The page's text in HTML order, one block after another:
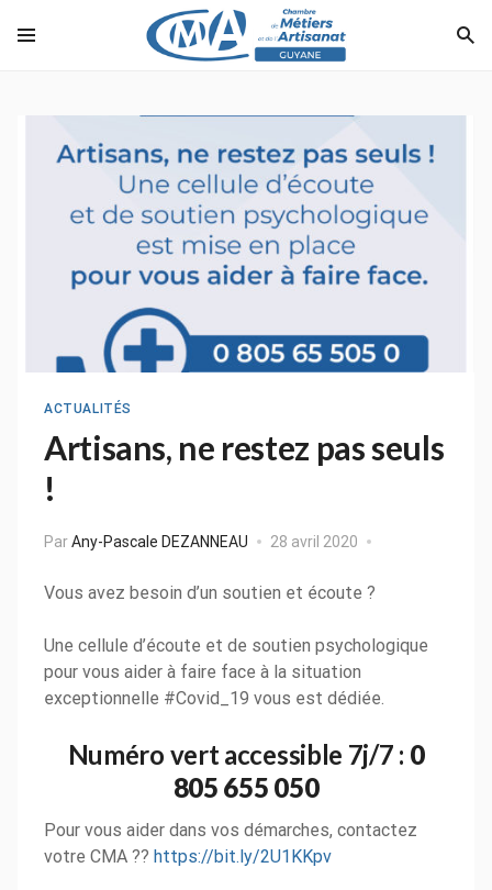
ACTUALITÉS
Artisans, ne restez pas seuls
!
ParAny-Pascale DEZANNEAU 28 avril 2020
Vous avez besoin d’un soutien et écoute ?
Une cellule d’écoute et de soutien psychologique
pour vous aider à faire face à la situation
exceptionnelle #Covid_19 vous est dédiée.
Numéro vert accessible 7j/7 : 0
805 655 050
Pour vous aider dans vos démarches, contactez
votre CMA ?? https://bit.ly/2U1KKpv